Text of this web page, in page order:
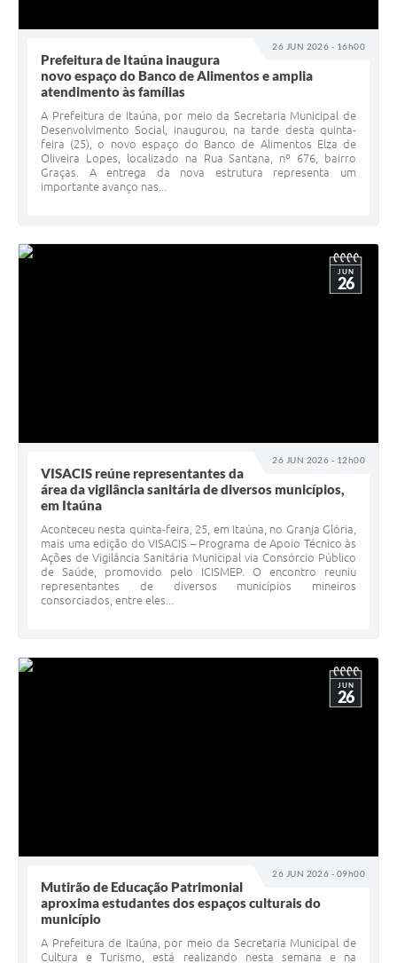
26 JUN 2026 - 16h00
Prefeitura de Itaúna inaugura
novo espaço do Banco de Alimentos e amplia
atendimento às famílias
A Prefeitura de Itaúna, por meio da Secretaria Municipal de
Desenvolvimento Social, inaugurou, na tarde desta quinta-
feira (25), o novo espaço do Banco de Alimentos Elza de
Oliveira Lopes, localizado na Rua Santana, nº 676, bairro
Graças. A entrega da nova estrutura representa um
importante avanço nas...
26 JUN 2026 - 12h00
JUN
26
VISACIS reúne representantes da
área da vigilância sanitária de diversos municípios,
em Itaúna
Aconteceu nesta quinta-feira, 25, em Itaúna, no Granja Glória,
mais uma edição do VISACIS – Programa de Apoio Técnico às
Ações de Vigilância Sanitária Municipal via Consórcio Público
de Saúde, promovido pelo ICISMEP. O encontro reuniu
representantes de diversos municípios mineiros
consorciados, entre eles...
26 JUN 2026 - 09h00
JUN
26
Mutirão de Educação Patrimonial
aproxima estudantes dos espaços culturais do
município
A Prefeitura de Itaúna, por meio da Secretaria Municipal de
Cultura e Turismo, está realizando nesta semana e na